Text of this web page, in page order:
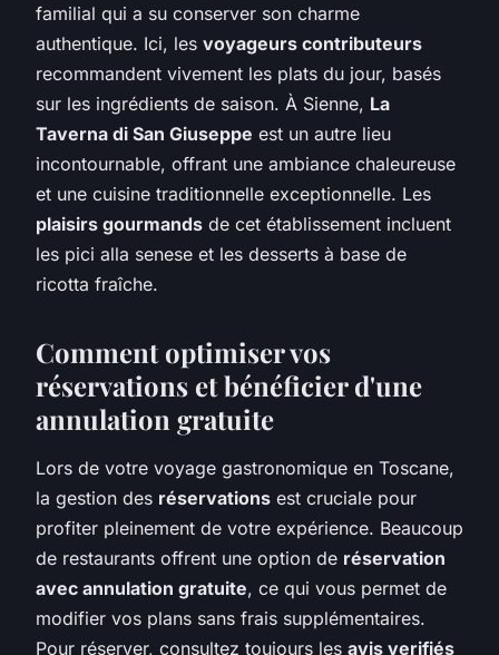
familial qui a su conserver son charme
authentique. Ici, les voyageurs contributeurs
recommandent vivement les plats du jour, basés
sur les ingrédients de saison. À Sienne, La
Taverna di San Giuseppe est un autre lieu
incontournable, offrant une ambiance chaleureuse
et une cuisine traditionnelle exceptionnelle. Les
plaisirs gourmands de cet établissement incluent
les pici alla senese et les desserts à base de
ricotta fraîche.
Comment optimiser vos
réservations et bénéficier d'une
annulation gratuite
Lors de votre voyage gastronomique en Toscane,
la gestion des réservations est cruciale pour
profiter pleinement de votre expérience. Beaucoup
de restaurants offrent une option de réservation
avec annulation gratuite, ce qui vous permet de
modifier vos plans sans frais supplémentaires.
Pour réserver, consultez toujours les avis verifiés